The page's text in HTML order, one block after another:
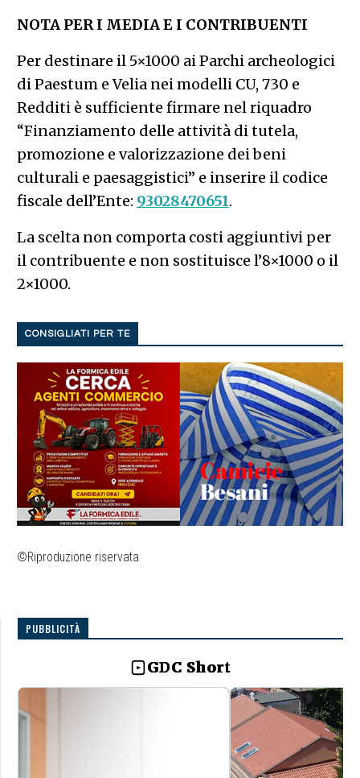
NOTA PER I MEDIA E I CONTRIBUENTI
Per destinare il 5×1000 ai Parchi archeologici
di Paestum e Velia nei modelli CU, 730 e
Redditi è sufficiente firmare nel riquadro
“Finanziamento delle attività di tutela,
promozione e valorizzazione dei beni
culturali e paesaggistici” e inserire il codice
fiscale dell’Ente: 93028470651.
La scelta non comporta costi aggiuntivi per
il contribuente e non sostituisce l’8×1000 o il
2×1000.
CONSIGLIATI PER TE
©Riproduzione riservata
PUBBLICITÀ
GDC Short